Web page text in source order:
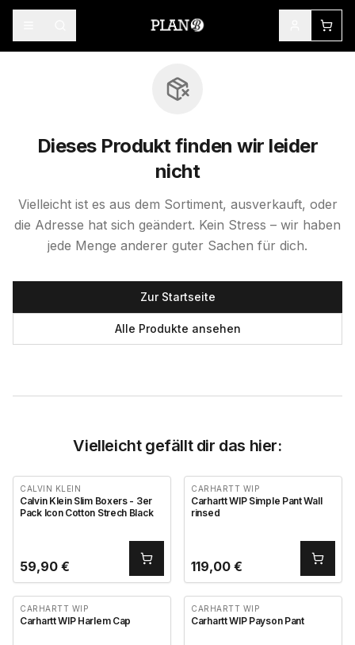
Dieses Produkt finden wir leider
nicht
Vielleicht ist es aus dem Sortiment, ausverkauft, oder
die Adresse hat sich geändert. Kein Stress – wir haben
jede Menge anderer guter Sachen für dich.
Zur Startseite
Alle Produkte ansehen
Vielleicht gefällt dir das hier:
CALVIN KLEIN
Calvin Klein Slim Boxers - 3er
Pack Icon Cotton Strech Black
59,90 €
CARHARTT WIP
Carhartt WIP Simple Pant Wall
rinsed
119,00 €
CARHARTT WIP
Carhartt WIP Harlem Cap
CARHARTT WIP
Carhartt WIP Payson Pant